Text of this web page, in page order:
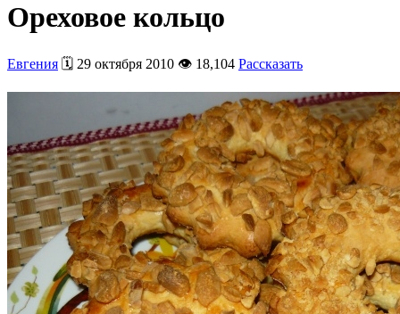
Ореховое кольцо
Евгения 🗓️ 29 октября 2010 👁️ 18,104 Рассказать